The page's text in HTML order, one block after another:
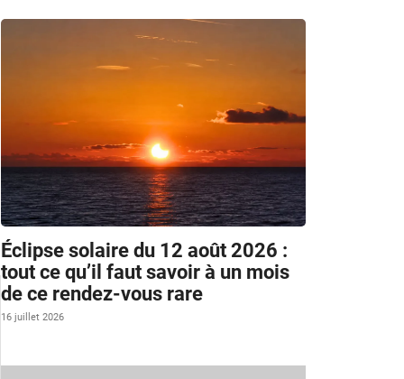
Éclipse solaire du 12 août 2026 :
tout ce qu’il faut savoir à un mois
de ce rendez-vous rare
16 juillet 2026